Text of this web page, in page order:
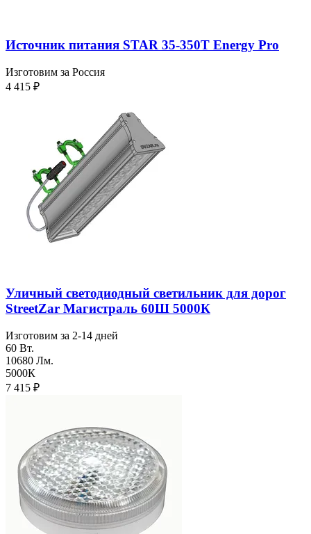
Источник питания STAR 35-350T Energy Pro
Изготовим за Россия
4 415 ₽
Уличный светодиодный светильник для дорог
StreetZar Магистраль 60Ш 5000К
Изготовим за 2-14 дней
60 Вт.
10680 Лм.
5000К
7 415 ₽